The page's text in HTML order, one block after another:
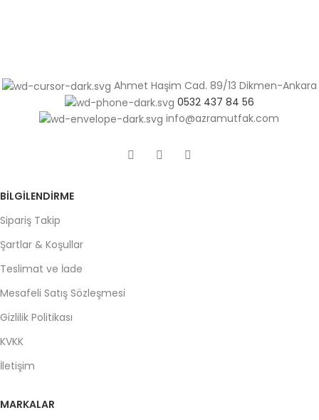
Ahmet Haşim Cad. 89/13 Dikmen-Ankara
0532 437 84 56
info@azramutfak.com
BILGILENDIRME
Sipariş Takip
Şartlar & Koşullar
Teslimat ve İade
Mesafeli Satış Sözleşmesi
Gizlilik Politikası
KVKK
İletişim
MARKALAR